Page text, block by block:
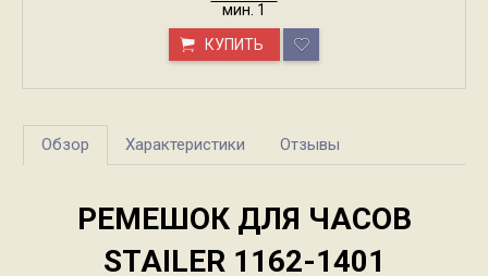
мин. 1
КУПИТЬ
Обзор Характеристики Отзывы
РЕМЕШОК ДЛЯ ЧАСОВ
STAILER 1162-1401